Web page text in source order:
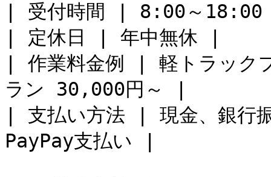
| 受付時間 | 8:00～
| 定休日 | 年中無休 |
| 作業料金例 | 軽トラック
ラン 30,000円～ |
| 支払い方法 | 現金、銀行
PayPay支払い |